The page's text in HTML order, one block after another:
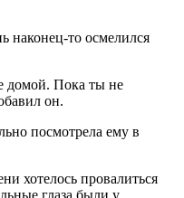
наконец-то осмелился
домой. Пока ты не
он.
посмотрела ему в
хотелось провалиться
глаза были у